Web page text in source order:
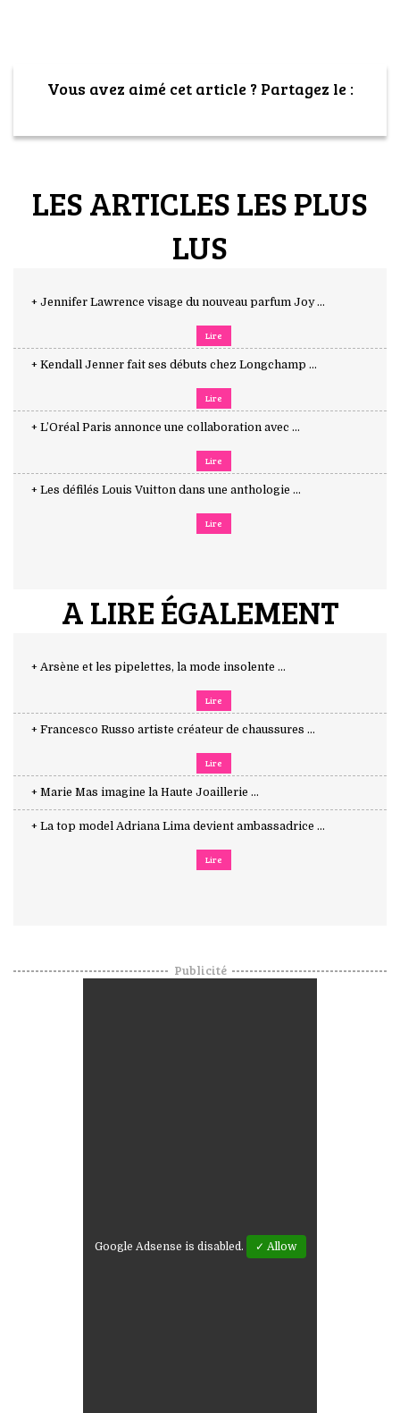
Vous avez aimé cet article ? Partagez le :
LES ARTICLES LES PLUS
LUS
+ Jennifer Lawrence visage du nouveau parfum Joy ...
Lire
+ Kendall Jenner fait ses débuts chez Longchamp ...
Lire
+ L’Oréal Paris annonce une collaboration avec ...
Lire
+ Les défilés Louis Vuitton dans une anthologie ...
Lire
A LIRE ÉGALEMENT
+ Arsène et les pipelettes, la mode insolente ...
Lire
+ Francesco Russo artiste créateur de chaussures ...
Lire
+ Marie Mas imagine la Haute Joaillerie ...
+ La top model Adriana Lima devient ambassadrice ...
Lire
Publicité
Google Adsense is disabled. ✓ Allow